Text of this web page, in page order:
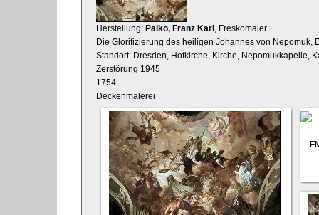
Herstellung: Palko, Franz Karl , Freskomaler
Die Glorifizierung des heiligen Johannes von Nepomuk,
Standort: Dresden, Hofkirche, Kirche, Nepomukkapelle,
Zerstörung 1945
1754
Deckenmalerei